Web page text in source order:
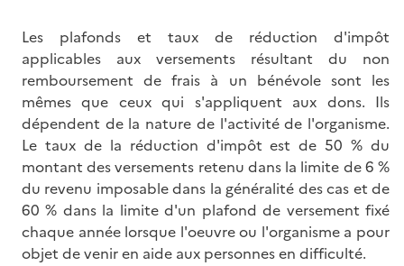
Les plafonds et taux de réduction d'impôt
applicables aux versements résultant du non
remboursement de frais à un bénévole sont les
mêmes que ceux qui s'appliquent aux dons. Ils
dépendent de la nature de l'activité de l'organisme.
Le taux de la réduction d'impôt est de 50 % du
montant des versements retenu dans la limite de 6 %
du revenu imposable dans la généralité des cas et de
60 % dans la limite d'un plafond de versement fixé
chaque année lorsque l'oeuvre ou l'organisme a pour
objet de venir en aide aux personnes en difficulté.